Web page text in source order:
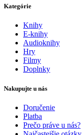
Kategórie
Knihy
E-knihy
Audioknihy
Hry
Filmy
Doplnky
Nakupujte u nás
Doručenie
Platba
Prečo práve u nás?